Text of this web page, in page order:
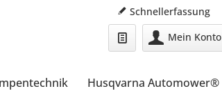
Schnellerfassung
Mein Konto
Husqvarna Automower®